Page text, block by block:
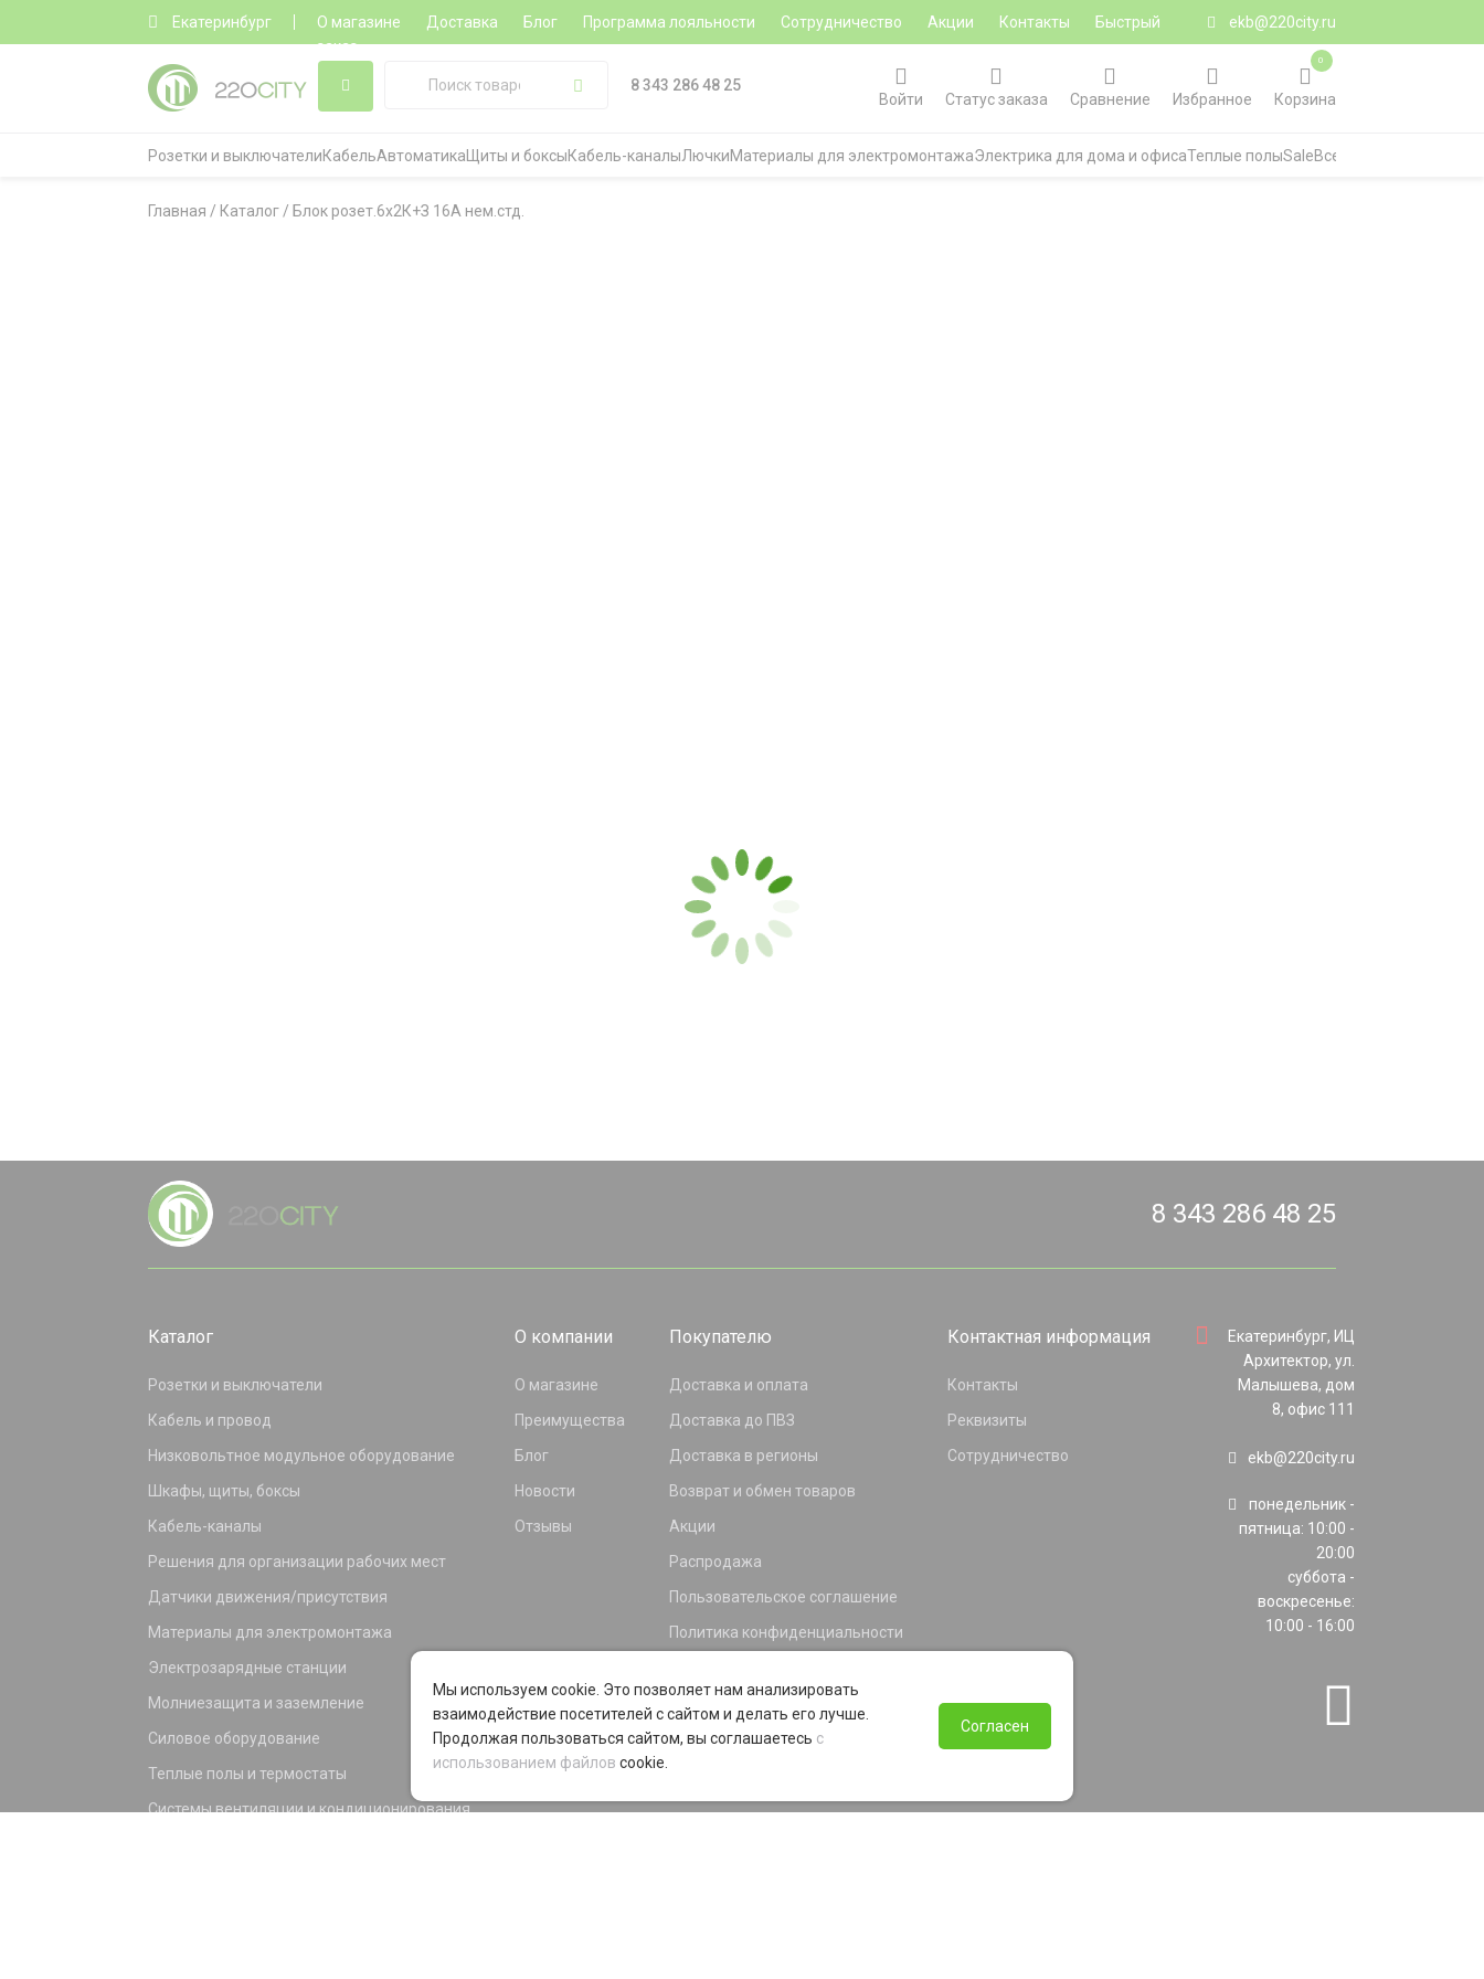
Екатеринбург О магазине Доставка Блог Программа лояльности Сотрудничество Акции Контакты
Быстрый
заказ
ekb@220city.ru
8 343 286 48 25
Войти
Статус заказа Сравнение Избранное Корзина
0
Розетки и выключателиКабельАвтоматика Щиты и боксыКабель-каналыЛючкиМатериалы для электромонтажаЭлектрика для дома и офисаТеплые полыSaleВсе категории
Главная / Каталог / Блок розет.6х2К+З 16А нем.стд.
8 343 286 48 25
Каталог
Розетки и выключатели
Кабель и провод
Низковольтное модульное оборудование
Шкафы, щиты, боксы
Кабель-каналы
Решения для организации рабочих мест
Датчики движения/присутствия
Материалы для электромонтажа
Электрозарядные станции
Молниезащита и заземление
Силовое оборудование
Теплые полы и термостаты
Системы вентиляции и кондиционирования
О компании
О магазине
Преимущества
Блог
Новости
Отзывы
Покупателю
Доставка и оплата
Доставка до ПВЗ
Доставка в регионы
Возврат и обмен товаров
Акции
Распродажа
Пользовательское соглашение
Политика конфиденциальности
Программа лояльности
Контактная информация
Контакты
Реквизиты
Сотрудничество
Екатеринбург, ИЦ
Архитектор, ул.
Малышева, дом
8, офис 111
ekb@220city.ru
понедельник -
пятница: 10:00 -
20:00
суббота -
воскресенье:
10:00 - 16:00
Мы используем cookie. Это позволяет нам анализировать
взаимодействие посетителей с сайтом и делать его лучше.
Продолжая пользоваться сайтом, вы соглашаетесь с
использованием файлов cookie.
Согласен